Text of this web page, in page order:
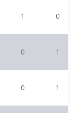
1 0
0 1
0 1